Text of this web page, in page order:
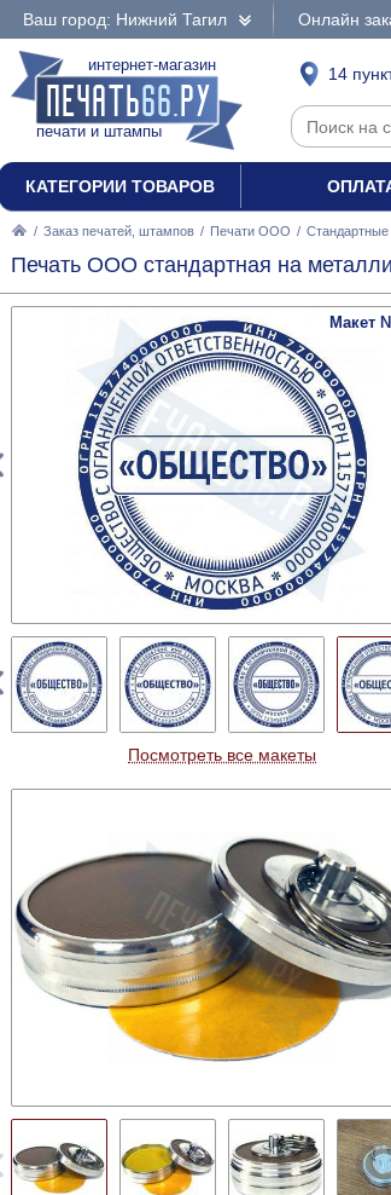
Ваш город: Нижний Тагил Онлайн
интернет-магазин
печати и штампы
14
КАТЕГОРИИ ТОВАРОВ
/ Заказ печатей, штампов / Печати ООО / Стандартные
Печать ООО стандартная на
Макет
Посмотреть все макеты